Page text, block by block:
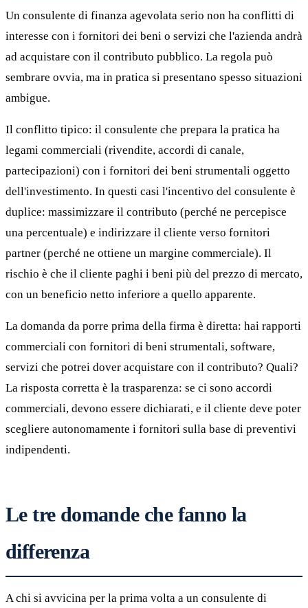
Un consulente di finanza agevolata serio non ha conflitti di
interesse con i fornitori dei beni o servizi che l'azienda andrà
ad acquistare con il contributo pubblico. La regola può
sembrare ovvia, ma in pratica si presentano spesso situazioni
ambigue.
Il conflitto tipico: il consulente che prepara la pratica ha
legami commerciali (rivendite, accordi di canale,
partecipazioni) con i fornitori dei beni strumentali oggetto
dell'investimento. In questi casi l'incentivo del consulente è
duplice: massimizzare il contributo (perché ne percepisce
una percentuale) e indirizzare il cliente verso fornitori
partner (perché ne ottiene un margine commerciale). Il
rischio è che il cliente paghi i beni più del prezzo di mercato,
con un beneficio netto inferiore a quello apparente.
La domanda da porre prima della firma è diretta: hai rapporti
commerciali con fornitori di beni strumentali, software,
servizi che potrei dover acquistare con il contributo? Quali?
La risposta corretta è la trasparenza: se ci sono accordi
commerciali, devono essere dichiarati, e il cliente deve poter
scegliere autonomamente i fornitori sulla base di preventivi
indipendenti.
Le tre domande che fanno la
differenza
A chi si avvicina per la prima volta a un consulente di